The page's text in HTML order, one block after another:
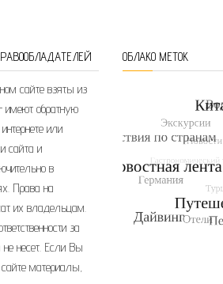
сайте взяты из
имеют обратную
или
сайта и
в
Права на
их владельцам.
за
несет. Если Вы
материалы,
ОБЛАКО МЕТОК